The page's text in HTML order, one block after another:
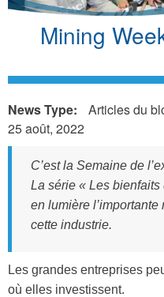
Mining
News Type:
Articles du
25 août, 2022
C’est la Semaine de
La série « Les bienfaits
en lumière
cette industrie.
Les grandes entreprises
où elles investissent.